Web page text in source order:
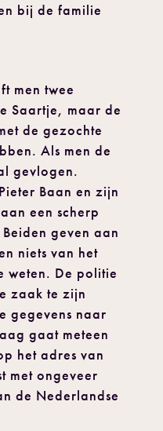
bij de familie
men twee
Saartje, maar de
de gezochte
Als men de
gevlogen.
Baan en zijn
een scherp
geven aan
niets van het
weten. De politie
zaak te zijn
gegevens naar
gaat meteen
het adres van
met ongeveer
de Nederlandse